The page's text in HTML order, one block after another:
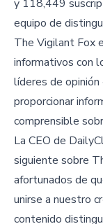
y 118,449
equipo de
The Vigilant Fox
informativos con
líderes de
proporcionar
comprensible
La CEO de
siguiente sobre
afortunados de
unirse a nuestro
contenido